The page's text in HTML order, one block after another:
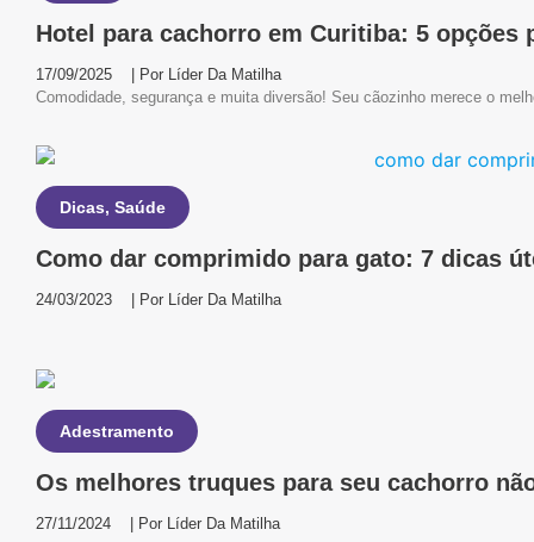
Hotel para cachorro em Curitiba: 5 opções
17/09/2025 | Por Líder Da Matilha
Comodidade, segurança e muita diversão! Seu cãozinho merece o
Dicas, Saúde
Como dar comprimido para gato: 7 dicas
24/03/2023 | Por Líder Da Matilha
Adestramento
Os melhores truques para seu cachorro
27/11/2024 | Por Líder Da Matilha